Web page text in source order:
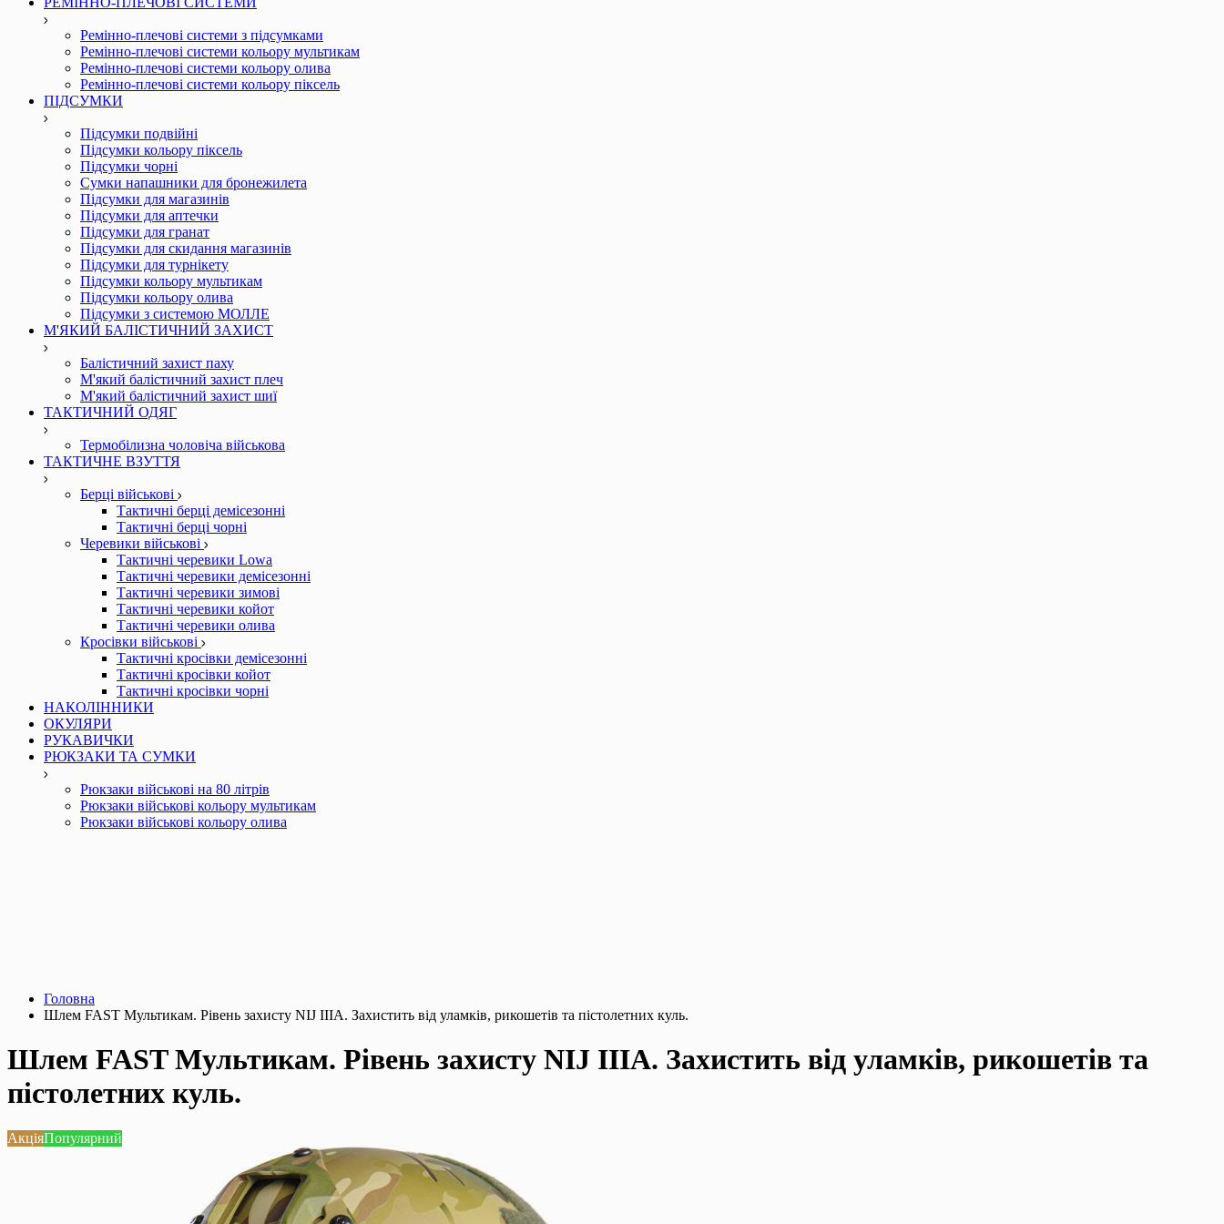
Ремінно-плечові системи з підсумками
Ремінно-плечові системи кольору мультикам
Ремінно-плечові системи кольору олива
Ремінно-плечові системи кольору піксель
ПІДСУМКИ
Підсумки подвійні
Підсумки кольору піксель
Підсумки чорні
Сумки напашники для бронежилета
Підсумки для магазинів
Підсумки для аптечки
Підсумки для гранат
Підсумки для скидання магазинів
Підсумки для турнікету
Підсумки кольору мультикам
Підсумки кольору олива
Підсумки з системою МОЛЛЕ
М'ЯКИЙ БАЛІСТИЧНИЙ ЗАХИСТ
Балістичний захист паху
М'який балістичний захист плеч
М'який балістичний захист шиї
ТАКТИЧНИЙ ОДЯГ
Термобілизна чоловіча військова
ТАКТИЧНЕ ВЗУТТЯ
Берці військові
Тактичні берці демісезонні
Тактичні берці чорні
Черевики військові
Тактичні черевики Lowa
Тактичні черевики демісезонні
Тактичні черевики зимові
Тактичні черевики койот
Тактичні черевики олива
Кросівки військові
Тактичні кросівки демісезонні
Тактичні кросівки койот
Тактичні кросівки чорні
НАКОЛІННИКИ
ОКУЛЯРИ
РУКАВИЧКИ
РЮКЗАКИ ТА СУМКИ
Рюкзаки військові на 80 літрів
Рюкзаки військові кольору мультикам
Рюкзаки військові кольору олива
Головна
Шлем FAST Мультикам. Рівень захисту NIJ IIIA. Захистить від уламків, рикошетів та пістолетних куль.
Шлем FAST Мультикам. Рівень захисту NIJ IIIA. Захистить від уламків, рикошетів та
пістолетних куль.
АкціяПопулярний